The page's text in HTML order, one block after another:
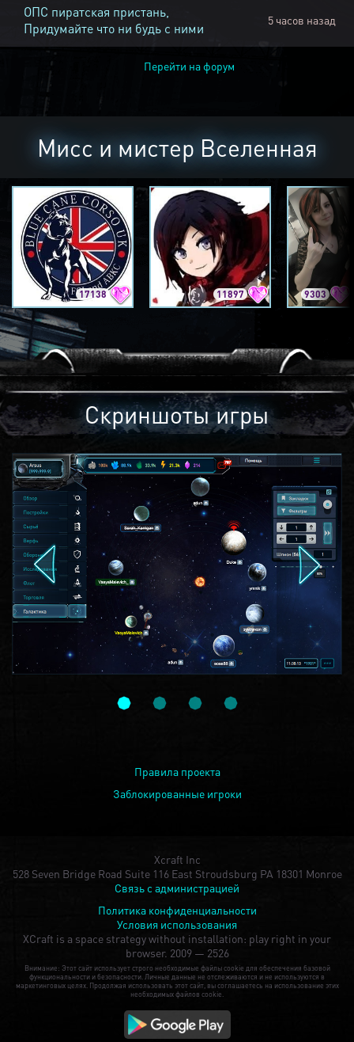
ОПС пиратская пристань,
Придумайте что ни будь с ними
5 часов назад
Перейти на форум
Мисс и мистер Вселенная
17138 11897 9303
Скриншоты игры
Правила проекта
Заблокированные игроки
Xcraft Inc
528 Seven Bridge Road Suite 116 East Stroudsburg PA 18301 Monroe
Связь с администрацией
Политика конфиденциальности
Условия использования
XCraft is a space strategy without installation: play right in your
browser. 2009 — 2526
Внимание: Этот сайт использует строго необходимые файлы cookie для обеспечения базовой
функциональности и безопасности. Личные данные не отслеживаются и не используются в
маркетинговых целях. Продолжая использовать этот сайт, вы соглашаетесь на использование этих
необходимых файлов cookie.